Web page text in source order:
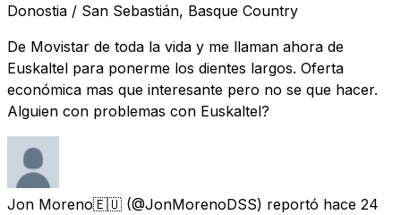
Donostia / San Sebastián, Basque Country
De Movistar de toda la vida y me llaman ahora de
Euskaltel para ponerme los dientes largos. Oferta
económica mas que interesante pero no se que hacer.
Alguien con problemas con Euskaltel?
Jon Moreno🇪🇺 (@JonMorenoDSS) reportó hace 24